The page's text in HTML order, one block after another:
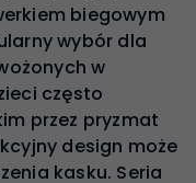
biegowym
wybór dla
w
często
przez pryzmat
design może
kasku. Seria